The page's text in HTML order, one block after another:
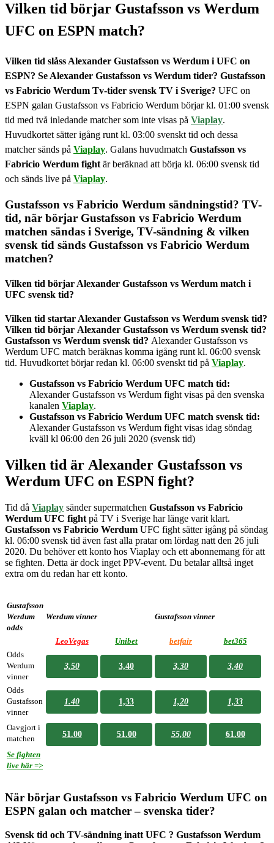
Vilken tid börjar Gustafsson vs Werdum
UFC on ESPN match?
Vilken tid slåss Alexander Gustafsson vs Werdum i UFC on
ESPN? Se Alexander Gustafsson vs Werdum tider? Gustafsson
vs Fabricio Werdum Tv-tider svensk TV i Sverige? UFC on
ESPN galan Gustafsson vs Fabricio Werdum börjar kl. 01:00 svensk
tid med två inledande matcher som inte visas på Viaplay.
Huvudkortet sätter igång runt kl. 03:00 svenskt tid och dessa
matcher sänds på Viaplay. Galans huvudmatch Gustafsson vs
Fabricio Werdum fight är beräknad att börja kl. 06:00 svensk tid
och sänds live på Viaplay.
Gustafsson vs Fabricio Werdum sändningstid? TV-
tid, när börjar Gustafsson vs Fabricio Werdum
matchen sändas i Sverige, TV-sändning & vilken
svensk tid sänds Gustafsson vs Fabricio Werdum
matchen?
Vilken tid börjar Alexander Gustafsson vs Werdum match i
UFC svensk tid?
Vilken tid startar Alexander Gustafsson vs Werdum svensk tid?
Vilken tid börjar Alexander Gustafsson vs Werdum svensk tid?
Gustafsson vs Werdum svensk tid? Alexander Gustafsson vs
Werdum UFC match beräknas komma igång runt kl. 06:00 svensk
tid. Huvudkortet börjar redan kl. 06:00 svenskt tid på Viaplay.
Gustafsson vs Fabricio Werdum UFC match tid:
Alexander Gustafsson vs Werdum fight visas på den svenska
kanalen Viaplay.
Gustafsson vs Fabricio Werdum UFC match svensk tid:
Alexander Gustafsson vs Werdum fightvisas idag söndag
kväll kl 06:00 den 26 juli 2020 (svensk tid)
Vilken tid är Alexander Gustafsson vs
Werdum UFC on ESPN fight?
Tid då Viaplay sänder supermatchen Gustafsson vs Fabricio
Werdum UFC fight på TV i Sverige har länge varit klart.
Gustafsson vs Fabricio Werdum UFC fight sätter igång på söndag
kl. 06:00 svensk tid även fast alla pratar om lördag natt den 26 juli
2020. Du behöver ett konto hos Viaplay och ett abonnemang för att
se fighten. Detta är dock inget PPV-event. Du betalar alltså inget
extra om du redan har ett konto.
Gustafsson
Werdum
odds
Werdum vinner Gustafsson vinner
LeoVegas Unibet betfair
bet365
Odds
Werdum
vinner
3,50 3,40 3,30 3,40
Odds
Gustafsson
vinner
1.40 1,33 1,20 1,33
Oavgjort i
matchen
51.00 51.00 55,00 61.00
Se fighten
live här =>
När börjar Gustafsson vs Fabricio Werdum UFC on
ESPN galan och matcher – svenska tider?
Svensk tid och TV-sändning inatt UFC ? Gustafsson Werdum